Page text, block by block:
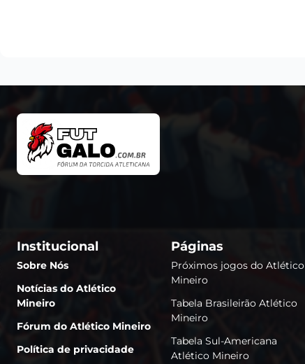
Institucional
Sobre Nós
Notícias do Atlético
Mineiro
Fórum do Atlético Mineiro
Política de privacidade
Páginas
Próximos jogos do Atlético
Mineiro
Tabela Brasileirão Atlético
Mineiro
Tabela Sul-Americana
Atlético Mineiro